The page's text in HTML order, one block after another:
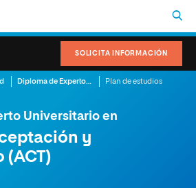
SOLICITA INFORMACIÓN
Diploma de Experto Universitario en Terapia de Aceptación y Compromiso (ACT) Plan de estudios
Universitario en
y
(ACT)